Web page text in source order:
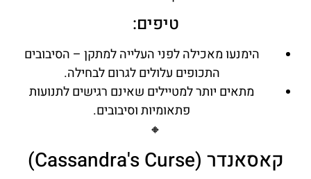
טיפים:
הימנעו מאכילה לפני העלייה למתקן – הסיבובים
התכופים עלולים לגרום לבחילה.
מתאים יותר למטיילים שאינם רגישים לתנועות
פתאומיות וסיבובים.
🔸
קאסאנדר (Cassandra's Curse)